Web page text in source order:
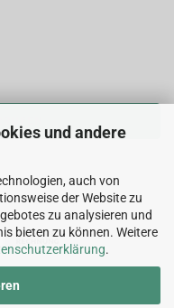
und andere
auch von
der Website zu
zu analysieren und
bieten zu können. Weitere
.